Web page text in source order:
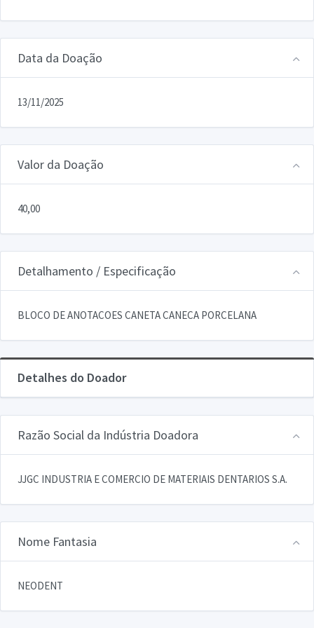
Data da Doação
13/11/2025
Valor da Doação
40,00
Detalhamento / Especificação
BLOCO DE ANOTACOES CANETA CANECA PORCELANA
Detalhes do Doador
Razão Social da Indústria Doadora
JJGC INDUSTRIA E COMERCIO DE MATERIAIS DENTARIOS S.A.
Nome Fantasia
NEODENT